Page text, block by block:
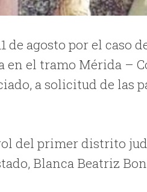
de agosto por el caso
en el tramo Mérida –
a solicitud de las
del primer distrito
Blanca Beatriz